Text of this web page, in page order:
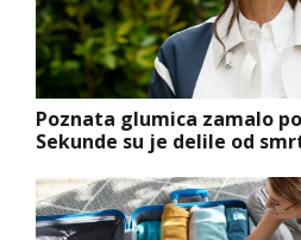
Poznata glumica zamalo
Sekunde su je delile od